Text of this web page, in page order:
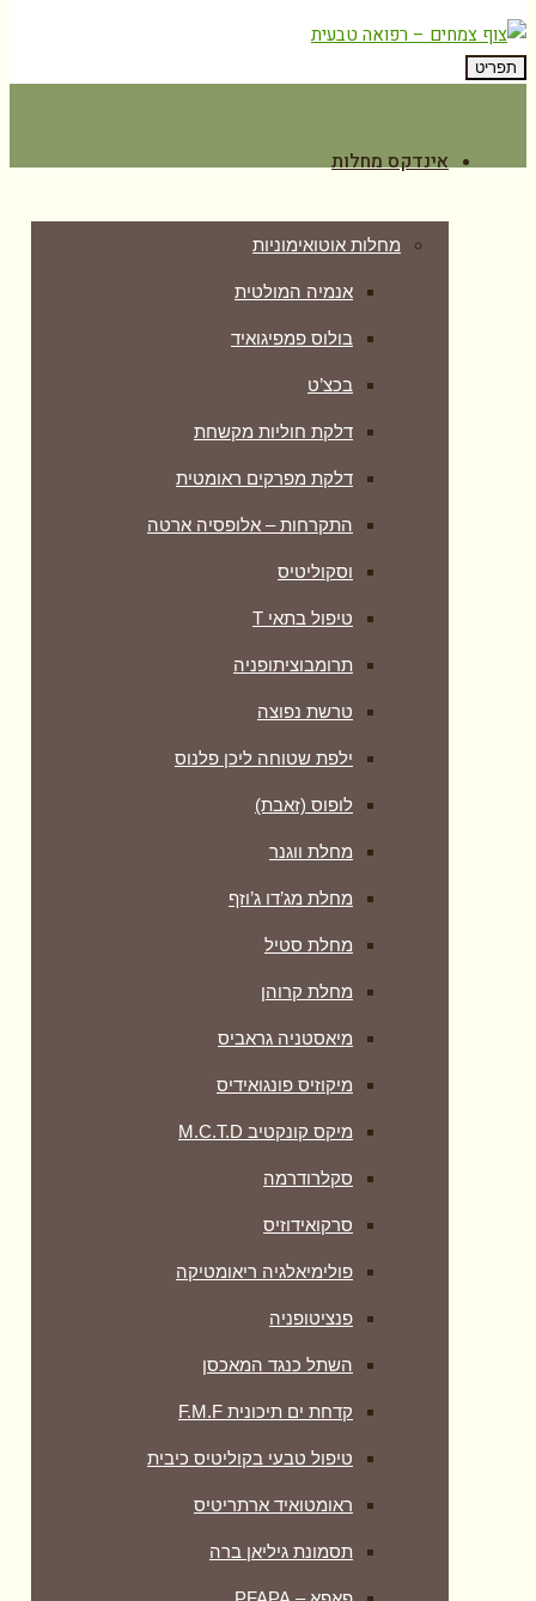
תפריט
אינדקס מחלות
מחלות אוטואימוניות
אנמיה המולטית
בולוס פמפיגואיד
בכצ’ט
דלקת חוליות מקשחת
דלקת מפרקים ראומטית
התקרחות – אלופסיה ארטה
וסקוליטיס
טיפול בתאי T
תרומבוציתופניה
טרשת נפוצה
ילפת שטוחה ליכן פלנוס
לופוס (זאבת)
מחלת ווגנר
מחלת מג’דו ג’וזף
מחלת סטיל
מחלת קרוהן
מיאסטניה גראביס
מיקוזיס פונגואידיס
מיקס קונקטיב M.C.T.D
סקלרודרמה
סרקואידוזיס
פולימיאלגיה ריאומטיקה
‏פנציטופניה
השתל כנגד המאכסן
קדחת ים תיכונית F.M.F
טיפול טבעי בקוליטיס כיבית
ראומטואיד ארתריטיס
תסמונת גיליאן ברה